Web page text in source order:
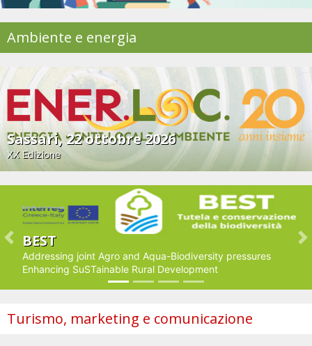
Ambiente e energia
Sassari, 22 ottobre 2026
XX Edizione
BEST
Addressing joint Agro and Aqua-Biodiversity pressures
Enhancing SuSTainable Rural Development
Previous
Turismo, marketing e comunicazione